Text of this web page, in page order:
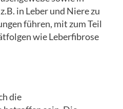
in Leber und Niere zu
führen, mit zum Teil
wie Leberfibrose
die